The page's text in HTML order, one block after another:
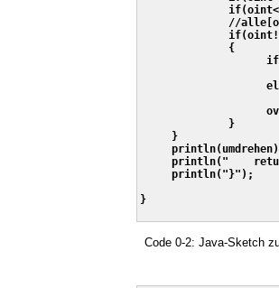
//
              {
              }
     }
println("
     println("}");
}
Code 0-2: Java-Sketch